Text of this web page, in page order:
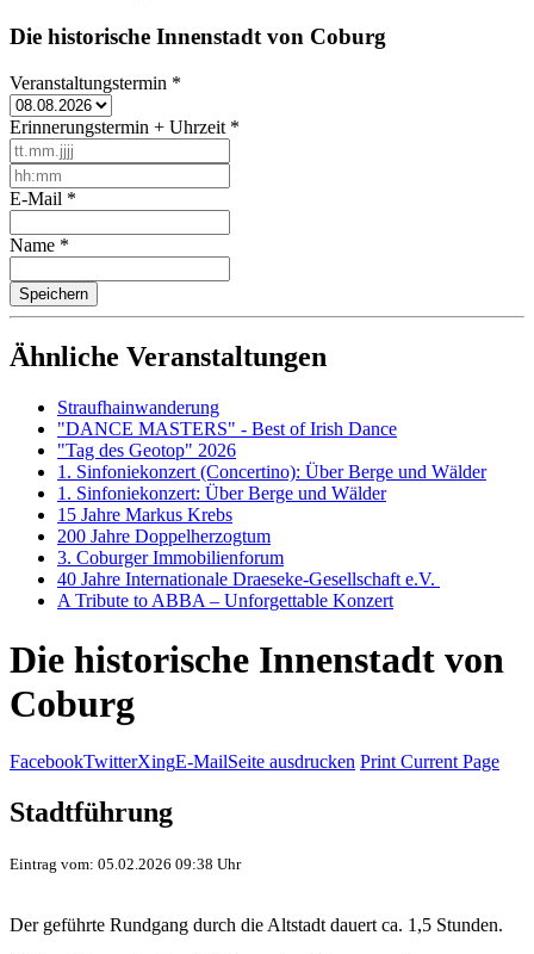
Die historische Innenstadt von Coburg
Veranstaltungstermin *
Erinnerungstermin + Uhrzeit *
E-Mail *
Name *
Ähnliche Veranstaltungen
Straufhainwanderung
"DANCE MASTERS" - Best of Irish Dance
"Tag des Geotop" 2026
1. Sinfoniekonzert (Concertino): Über Berge und Wälder
1. Sinfoniekonzert: Über Berge und Wälder
15 Jahre Markus Krebs
200 Jahre Doppelherzogtum
3. Coburger Immobilienforum
40 Jahre Internationale Draeseke-Gesellschaft e.V.
A Tribute to ABBA – Unforgettable Konzert
Die historische Innenstadt von
Coburg
FacebookTwitterXingE-MailSeite ausdrucken Print Current Page
Stadtführung
Eintrag vom: 05.02.2026 09:38 Uhr
Der geführte Rundgang durch die Altstadt dauert ca. 1,5 Stunden.